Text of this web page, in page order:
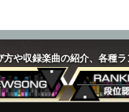
方や収録楽曲の紹介、各種